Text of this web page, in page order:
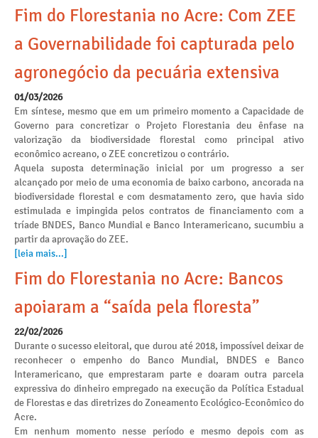
Fim do Florestania no Acre: Com ZEE
a Governabilidade foi capturada pelo
agronegócio da pecuária extensiva
01/03/2026
Em síntese, mesmo que em um primeiro momento a Capacidade de
Governo para concretizar o Projeto Florestania deu ênfase na
valorização da biodiversidade florestal como principal ativo
econômico acreano, o ZEE concretizou o contrário.
Aquela suposta determinação inicial por um progresso a ser
alcançado por meio de uma economia de baixo carbono, ancorada na
biodiversidade florestal e com desmatamento zero, que havia sido
estimulada e impingida pelos contratos de financiamento com a
tríade BNDES, Banco Mundial e Banco Interamericano, sucumbiu a
partir da aprovação do ZEE.
[leia mais...]
Fim do Florestania no Acre: Bancos
apoiaram a “saída pela floresta”
22/02/2026
Durante o sucesso eleitoral, que durou até 2018, impossível deixar de
reconhecer o empenho do Banco Mundial, BNDES e Banco
Interamericano, que emprestaram parte e doaram outra parcela
expressiva do dinheiro empregado na execução da Política Estadual
de Florestas e das diretrizes do Zoneamento Ecológico-Econômico do
Acre.
Em nenhum momento nesse período e mesmo depois com as